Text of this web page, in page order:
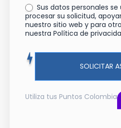
Sus datos personales
procesar su solicitud,
nuestro sitio web y para
nuestra Política de
Utiliza tus Puntos Colombia
SOLICITAR